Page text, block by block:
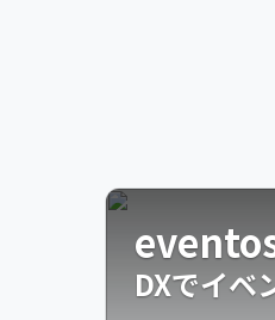
DXでイベ